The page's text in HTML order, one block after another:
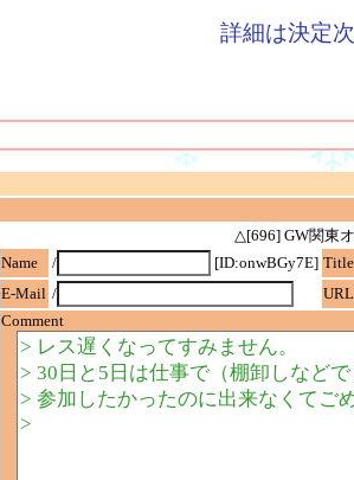
詳細は決定
△[696] GW関東
Name
/ [ID:onwBGy7E] Title
E-Mail /
URL
Comment